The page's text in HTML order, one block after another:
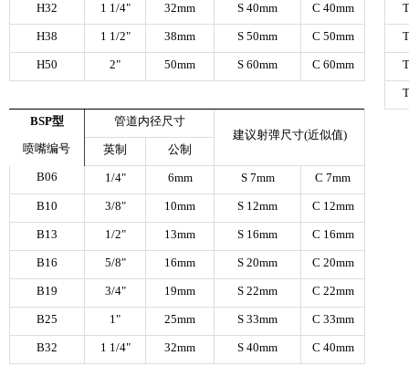
H32 1 1/4" 32mm S 40mm C 40mm
H38 1 1/2" 38mm S 50mm C 50mm
H50 2" 50mm S 60mm C 60mm
BSP型
管道内径尺寸
建议射弹尺寸(近似值)
喷嘴编号
英制
公制
B06
1/4" 6mm S 7mm C 7mm
B10 3/8" 10mm S 12mm C 12mm
B13 1/2" 13mm S 16mm C 16mm
B16 5/8" 16mm S 20mm C 20mm
B19 3/4" 19mm S 22mm C 22mm
B25 1" 25mm S 33mm C 33mm
B32 1 1/4" 32mm S 40mm C 40mm